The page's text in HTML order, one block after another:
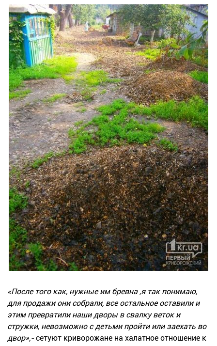
«После того как, нужные им бревна ,я так понимаю,
для продажи они собрали, все остальное оставили и
этим превратили наши дворы в свалку веток и
стружки, невозможно с детьми пройти или заехать во
двор»,- сетуют криворожане на халатное отношение к